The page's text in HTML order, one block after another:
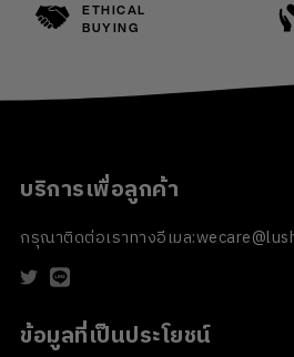
ETHICAL
BUYING
บริการเพื่อลูกค้า
กรุณาติดต่อเราทางอีเมล:
ข้อมูลที่เป็นประโยชน์